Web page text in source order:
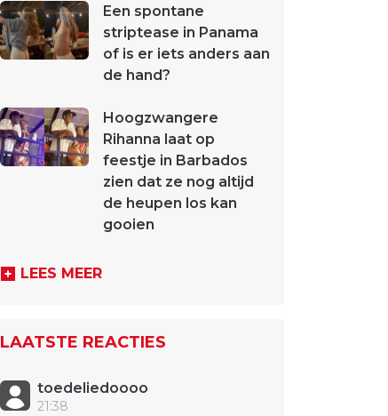
Een spontane
striptease in Panama
of is er iets anders aan
de hand?
Hoogzwangere
Rihanna laat op
feestje in Barbados
zien dat ze nog altijd
de heupen los kan
gooien
LEES MEER
LAATSTE REACTIES
toedeliedoooo
21:38